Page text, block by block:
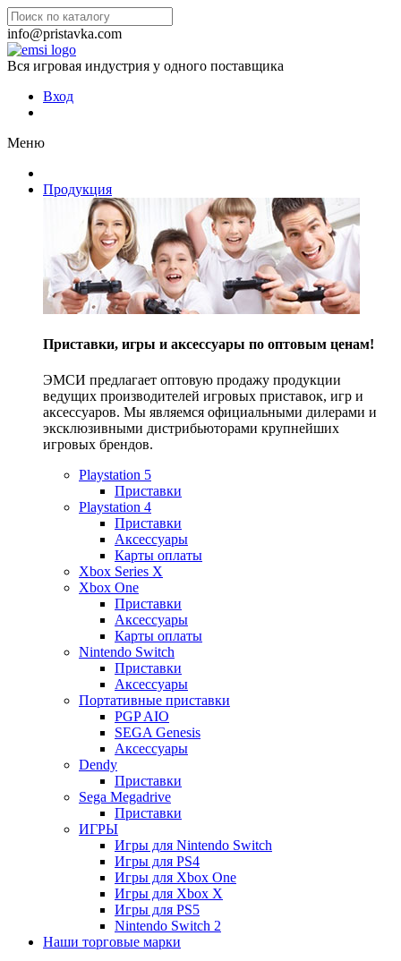
info@pristavka.com
Вся игровая индустрия у одного поставщика
Вход
Меню
Продукция
Приставки, игры и аксессуары по оптовым ценам!
ЭМСИ предлагает оптовую продажу продукции
ведущих производителей игровых приставок, игр и
аксессуаров. Мы являемся официальными дилерами и
эксклюзивными дистрибьюторами крупнейших
игровых брендов.
Playstation 5
Приставки
Playstation 4
Приставки
Аксессуары
Карты оплаты
Xbox Series X
Xbox One
Приставки
Аксессуары
Карты оплаты
Nintendo Switch
Приставки
Аксессуары
Портативные приставки
PGP AIO
SEGA Genesis
Аксессуары
Dendy
Приставки
Sega Megadrive
Приставки
ИГРЫ
Игры для Nintendo Switch
Игры для PS4
Игры для Xbox One
Игры для Xbox X
Игры для PS5
Nintendo Switch 2
Наши торговые марки